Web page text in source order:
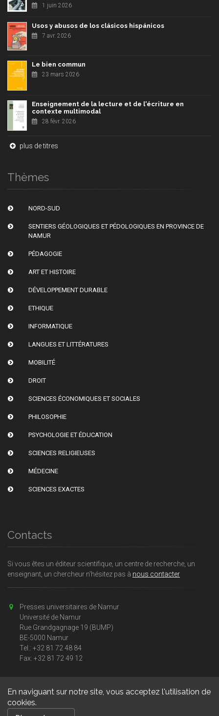
En naviguant sur notre site, vous acceptez l'utilisation de
cookies.
1 juin 2026
Usos y abusos de los clásicos hispánicos
7 avr. 2026
Le bien commun
23 mars 2026
Enseignement de la lecture et de l'écriture en
contexte multimodal
28 févr. 2026
plus de titres
Thèmes
NORD-SUD
SENTIERS GÉOLOGIQUES ET PÉDOLOGIQUES EN PROVINCE DE
NAMUR
PÉDAGOGIE
ART ET HISTOIRE
DÉVELOPPEMENT DURABLE
ETHIQUE
INFORMATIQUE
LANGUES ET LITTÉRATURES
MOBILITÉ
DROIT
SCIENCES ÉCONOMIQUES ET SOCIALES
PHILOSOPHIE
PSYCHOLOGIE ET ÉDUCATION
SCIENCES RELIGIEUSES
MÉDECINE
SCIENCES EXACTES
Contacts
Si vous êtes un éditeur scientifique, un centre de recherche, un
enseignant, un chercheur n'hésitez pas à nous contacter
Presses universitaires de Namur
Université de Namur
Rue Grandgagnage 19 (BUMP)
BE-5000 Namur
Tel.: +32 81 72 48 84
Fax: +32 81 72 49 12